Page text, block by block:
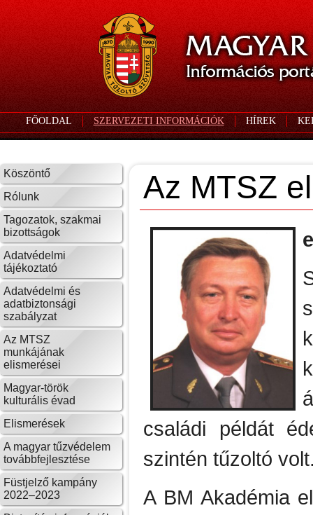
FŐOLDAL SZERVEZETI INFORMÁCIÓK HÍREK
Köszöntő
Rólunk
Tagozatok, szakmai
bizottságok
Adatvédelmi
tájékoztató
Adatvédelmi és
adatbiztonsági
szabályzat
Az MTSZ
munkájának
elismerései
Magyar-török
kulturális évad
Elismerések
A magyar tűzvédelem
továbbfejlesztése
Füstjelző kampány
2022–2023
Az MTSZ
családi példát
szintén tűzoltó
A BM Akadémia